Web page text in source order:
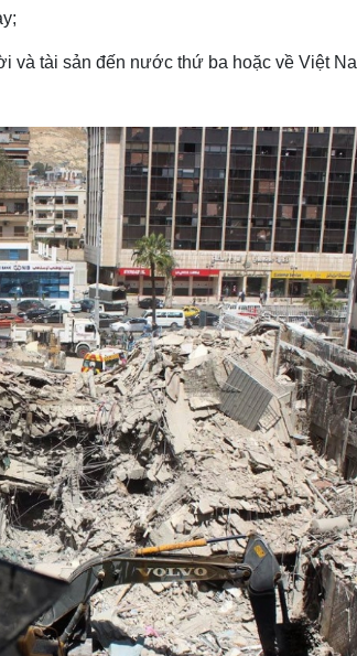
hóa
học
Thời trang
và tài sản đến nước thứ ba hoặc về Việt